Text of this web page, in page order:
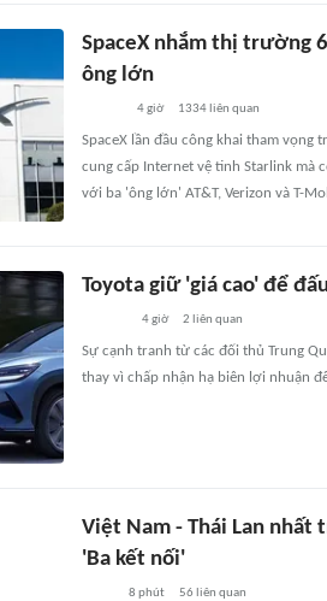
SpaceX nhắm thị trường
ông lớn
4 giờ 1334liên quan
SpaceX lần đầu công khai tham
cung cấp Internet vệ tinh Starlink mà
với ba 'ông lớn' AT&T, Verizon và T-
Toyota giữ 'giá cao' để
4 giờ 2 liên quan
Sự cạnh tranh từ các đối thủ Trung
thay vì chấp nhận hạ biên lợi nhuận
Việt Nam - Thái Lan
'Ba kết nối'
8 phút 56 liên quan